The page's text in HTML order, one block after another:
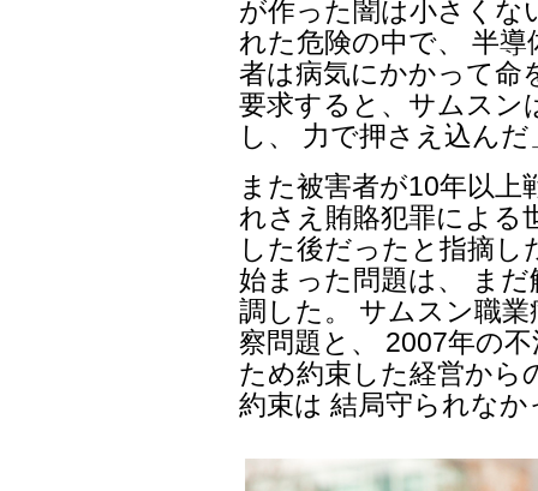
が作った闇は小さくな
れた危険の中で、 半
者は病気にかかって命
要求すると、サムスン
し、 力で押さえ込ん
また被害者が10年以
れさえ賄賂犯罪による
した後だったと指摘し
始まった問題は、 ま
調した。 サムスン職
察問題と、 2007年の
ため約束した経営から
約束は 結局守られなか